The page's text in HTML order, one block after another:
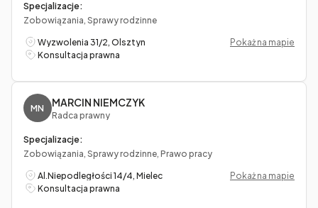
Specjalizacje:
Zobowiązania, Sprawy rodzinne
Wyzwolenia 31/2, Olsztyn
Pokaż na mapie
Konsultacja prawna
MN MARCIN NIEMCZYK
Radca prawny
Specjalizacje:
Zobowiązania, Sprawy rodzinne, Prawo pracy
Al.Niepodległości 14/4, Mielec
Pokaż na mapie
Konsultacja prawna